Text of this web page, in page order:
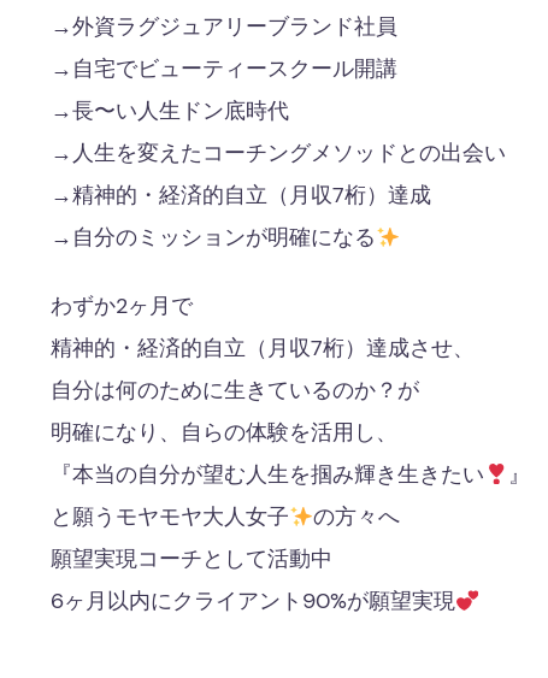
→外資ラグジュアリーブランド社員
→自宅でビューティースクール開講
→長〜い人生ドン底時代
→人生を変えたコーチングメソッドとの出会い
→精神的・経済的自立（月収7桁）達成
→自分のミッションが明確になる
わずか2ヶ月で
精神的・経済的自立（月収7桁）達成させ、
自分は何のために生きているのか？が
明確になり、自らの体験を活用し、
『本当の自分が望む人生を掴み輝き生きたい
』
と願うモヤモヤ大人女子
の方々へ
願望実現コーチとして活動中
6ヶ月以内にクライアント90%が願望実現